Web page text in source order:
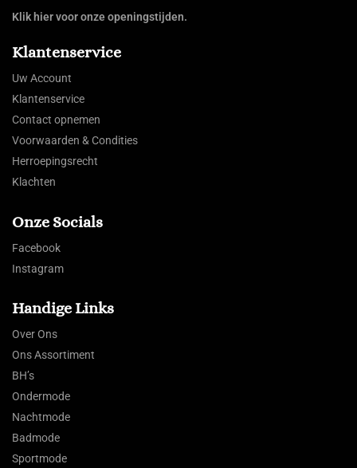
Klik hier voor onze openingstijden.
Klantenservice
Uw Account
Klantenservice
Contact opnemen
Voorwaarden & Condities
Herroepingsrecht
Klachten
Onze Socials
Facebook
Instagram
Handige Links
Over Ons
Ons Assortiment
BH’s
Ondermode
Nachtmode
Badmode
Sportmode